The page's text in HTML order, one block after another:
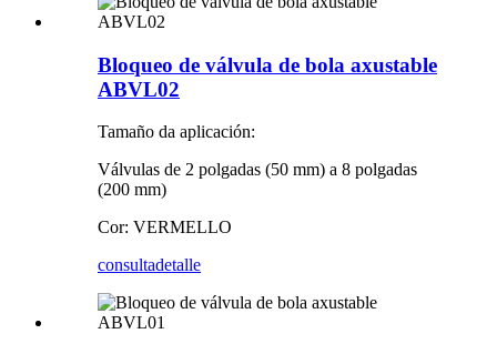
Bloqueo de válvula de bola axustable
ABVL02
Tamaño da aplicación:
Válvulas de 2 polgadas (50 mm) a 8 polgadas
(200 mm)
Cor: VERMELLO
consultadetalle